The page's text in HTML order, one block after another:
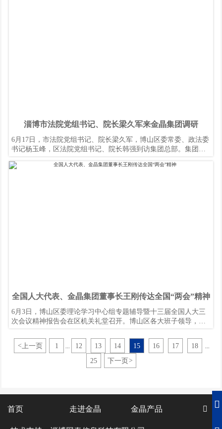
淄博市法院党组书记、院长梁久军来金晶集团调研
6月17日，市法院党组书记、院长梁久军，博山区委常委、政法委
书记杨玉峰，区法院党组书记、院长韩强到访集团总部。集团董
全国人大代表、金晶集团董事长王刚传达全国“两会”精神
6月3日，博山区委理论学习中心组专题辅导暨十三届全国人大三
次会议精神报告会在区机关礼堂召开。博山区各大班子领导，区
议。全国人大代表、金晶集团有限公司董事长王刚，全国人大代
表、原山林场发展战略委员会主任孙建博应邀作传达全国“两会”
<上一页 1 12 13 14 15 16 17 18
25 下一页 >
首页 走进金晶 金晶产品  